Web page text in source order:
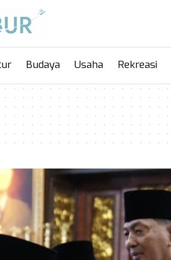
Budaya Usaha Rekreasi